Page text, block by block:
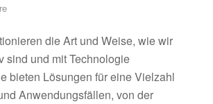
die Art und Weise, wie wir
sind und mit Technologie
bieten Lösungen für eine Vielzahl
Anwendungsfällen, von der